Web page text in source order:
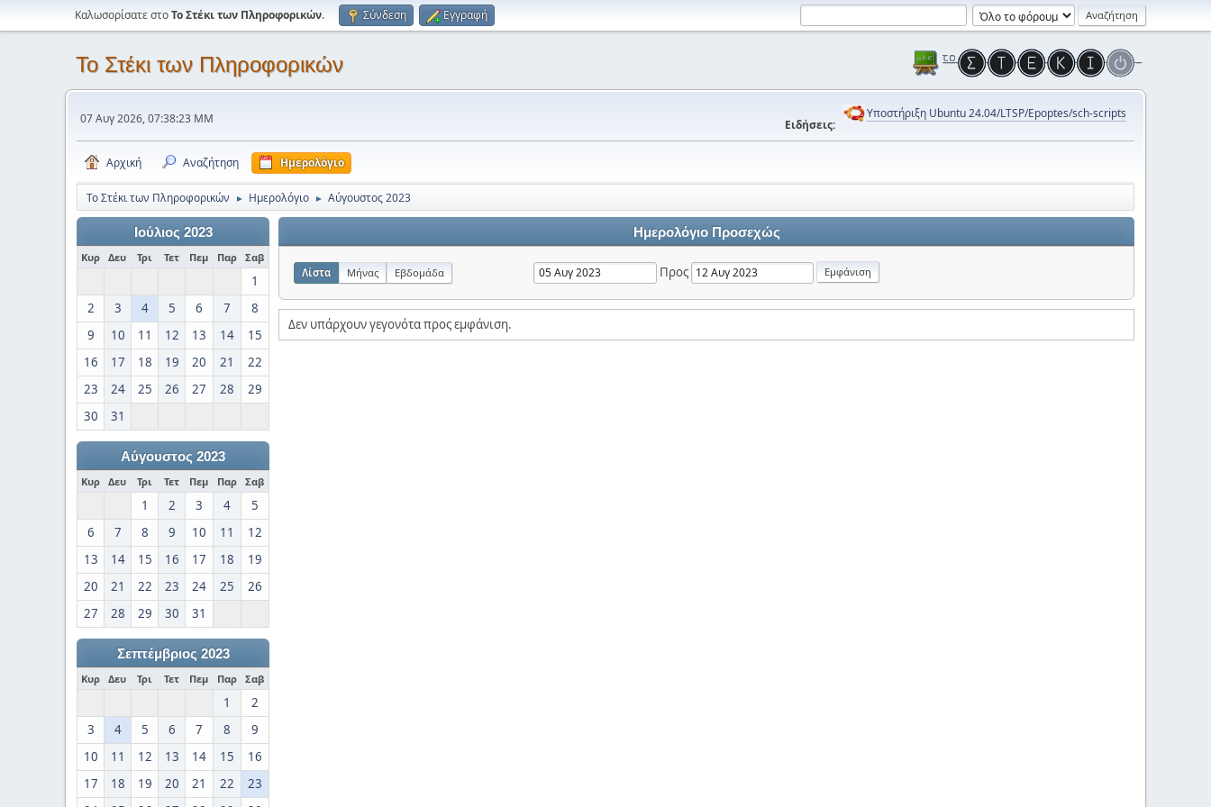
Καλωσορίσατε στοΤο Στέκι των Πληροφορικών. Σύνδεση Εγγραφή
Το Στέκι των Πληροφορικών
07 Αυγ 2026, 07:38:23 ΜΜ Ειδήσεις:
Υποστήριξη Ubuntu 24.04/LTSP/Epoptes/sch-scripts
Αρχική Αναζήτηση Ημερολόγιο
Το Στέκι των Πληροφορικών ► Ημερολόγιο ► Αύγουστος 2023
Ιούλιος 2023
Κυρ Δευ Τρι Τετ Πεμ Παρ Σαβ
1
2
3 4 5 6 7
8
9
10 11 12 13 14
15
16
17 18 19 20 21
22
23
24 25 26 27 28
29
30
31
Αύγουστος 2023
Κυρ Δευ Τρι Τετ Πεμ Παρ Σαβ
1 2 3 4
5
6
7 8 9 10 11
12
13
14 15 16 17 18
19
20
21 22 23 24 25
26
27
28 29 30 31
Σεπτέμβριος 2023
Κυρ Δευ Τρι Τετ Πεμ Παρ Σαβ
1
2
3
4 5 6 7 8
9
10
11 12 13 14 15
16
17
18 19 20 21 22
23
Ημερολόγιο Προσεχώς
Λίστα Μήνας Εβδομάδα Προς
Δεν υπάρχουν γεγονότα προς εμφάνιση.